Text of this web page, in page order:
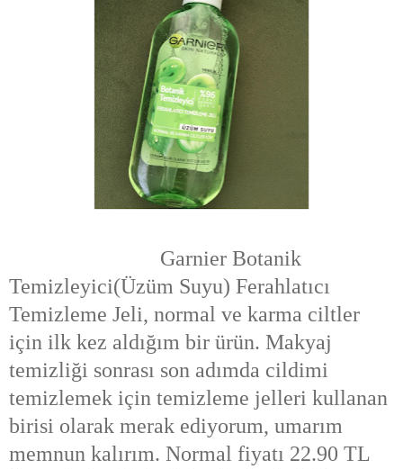
Garnier Botanik
Temizleyici(Üzüm Suyu) Ferahlatıcı
Temizleme Jeli, normal ve karma ciltler
için ilk kez aldığım bir ürün. Makyaj
temizliği sonrası son adımda cildimi
temizlemek için temizleme jelleri kullanan
birisi olarak merak ediyorum, umarım
memnun kalırım. Normal fiyatı 22.90 TL